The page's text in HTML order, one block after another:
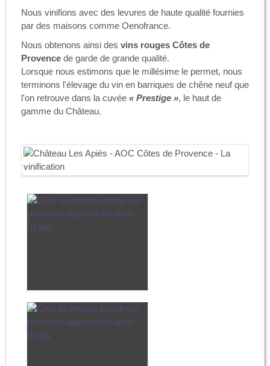
Nous vinifions avec des levures de haute qualité fournies
par des maisons comme Oenofrance.
Nous obtenons ainsi des vins rouges Côtes de
Provencede garde de grande qualité.
Lorsque nous estimons que le millésime le permet, nous
terminons l'élevage du vin en barriques de chêne neuf que
l'on retrouve dans la cuvée « Prestige », le haut de
gamme du Château.